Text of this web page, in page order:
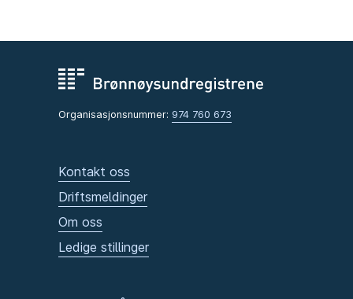
Organisasjonsnummer: 974 760 673
Kontakt oss
Driftsmeldinger
Om oss
Ledige stillinger